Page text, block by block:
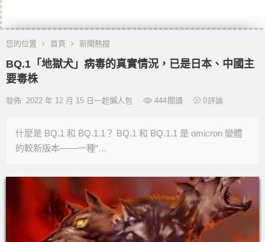
您的位置 首頁 新聞熱搜
BQ.1「地獄犬」病毒的真實情況，已是日本、中國主
要毒株
發佈: 2022 年 12 月 15 日一起懶人包 444 閱讀 0評論
什麼是 BQ.1 和 BQ.1.1？ BQ.1 和 BQ.1.1 是 omicron 變體
的較新版本——一種“…